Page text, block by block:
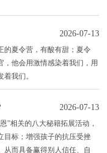
2026-07-13
夏令营，有酸有甜；夏令
，他会用激情感染着我们，用
我们。
2026-07-13
相关的八大秘籍拓展活动，
目标；增强孩子的抗压受挫
从而具备赢得别人信任、自